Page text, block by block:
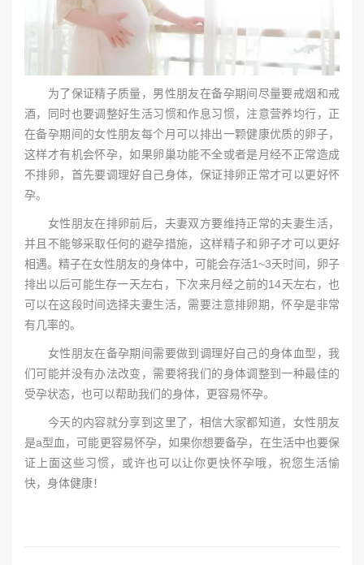
为了保证精子质量，男性朋友在备孕期间尽量要戒烟和戒
酒，同时也要调整好生活习惯和作息习惯，注意营养均行，正
在备孕期间的女性朋友每个月可以排出一颗健康优质的卵子，
这样才有机会怀孕，如果卵巢功能不全或者是月经不正常造成
不排卵，首先要调理好自己身体，保证排卵正常才可以更好怀
孕。
女性朋友在排卵前后，夫妻双方要维持正常的夫妻生活，
并且不能够采取任何的避孕措施，这样精子和卵子才可以更好
相遇。精子在女性朋友的身体中，可能会存活1~3天时间，卵子
排出以后可能生存一天左右，下次来月经之前的14天左右，也
可以在这段时间选择夫妻生活，需要注意排卵期，怀孕是非常
有几率的。
女性朋友在备孕期间需要做到调理好自己的身体血型，我
们可能并没有办法改变，需要将我们的身体调整到一种最佳的
受孕状态，也可以帮助我们的身体，更容易怀孕。
今天的内容就分享到这里了，相信大家都知道，女性朋友
是a型血，可能更容易怀孕，如果你想要备孕，在生活中也要保
证上面这些习惯，或许也可以让你更快怀孕哦，祝您生活愉
快，身体健康！